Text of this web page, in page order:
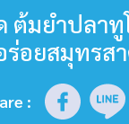
ต้มยำปลา
ร่อยสมุทรส
: